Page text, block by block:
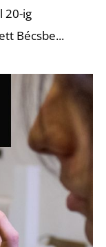
20-ig
Bécsbe...